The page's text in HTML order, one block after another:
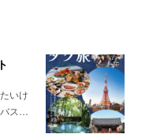
いけ
バス…